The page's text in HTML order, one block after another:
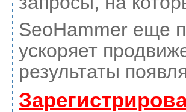
SeoHammer еще
ускоряет
результаты